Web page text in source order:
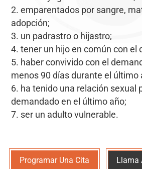
emparentados por sangre,
adopción;
un padrastro o hijastro;
tener un hijo en común con el
haber convivido con el
menos 90 días durante el último
ha tenido una relación sexual
demandado en el último año;
ser un adulto vulnerable.
Programar Una Cita Llama